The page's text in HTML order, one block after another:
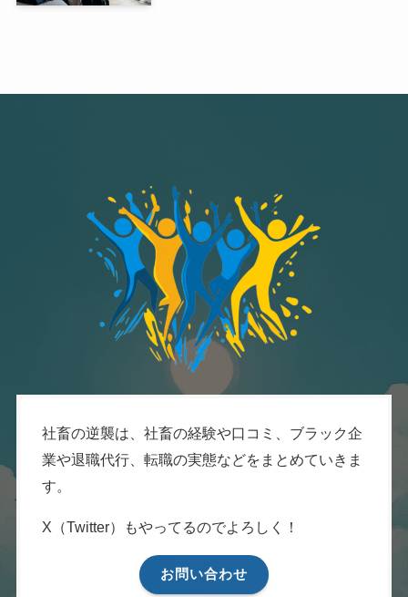
社畜の逆襲は、社畜の経験や口コミ、ブラック企
業や退職代行、転職の実態などをまとめていきま
す。
X（Twitter）もやってるのでよろしく！
お問い合わせ